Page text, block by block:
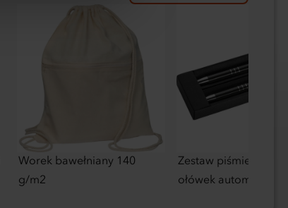
Worek bawełniany 140
g/m2
Zestaw piśmienny
ołówek